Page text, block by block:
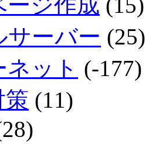
サーバー (25)
ット (-177)
策 (11)